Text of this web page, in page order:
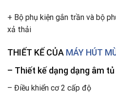
+ Bộ phụ kiện gắn trần và bộ
xả thải
THIẾT KẾ CỦA MÁY HÚT
– Thiết kế dạng dạng âm
– Điều khiển cơ 2 cấp độ